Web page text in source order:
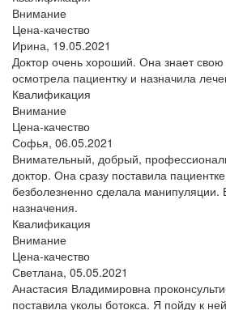
Внимание
Цена-качество
Ирина, 19.05.2021
Доктор очень хороший. Она знает
осмотрела пациентку и назначила
Квалификация
Внимание
Цена-качество
Софья, 06.05.2021
Внимательный, добрый,
доктор. Она сразу поставила
безболезненно сделала манипуляции.
назначения.
Квалификация
Внимание
Цена-качество
Светлана, 05.05.2021
Анастасия Владимировна
поставила уколы ботокса. Я пойду к